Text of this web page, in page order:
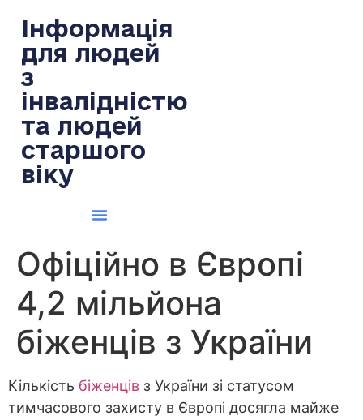
Інформація
для людей
з
інвалідністю
та людей
старшого
віку
Офіційно в Європі
4,2 мільйона
біженців з України
Кількість біженців з України зі статусом
тимчасового захисту в Європі досягла майже